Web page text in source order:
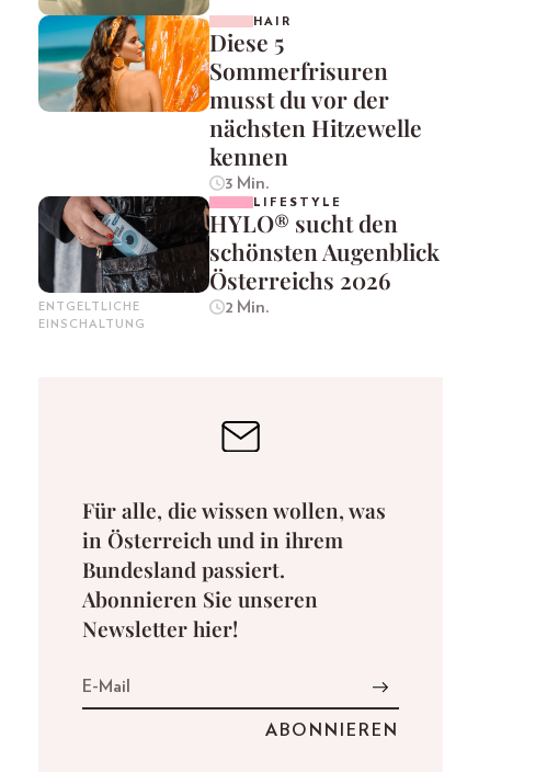
HAIR
Diese 5
Sommerfrisuren
musst du vor der
nächsten Hitzewelle
kennen
3 Min.
ENTGELTLICHE
EINSCHALTUNG
LIFESTYLE
HYLO® sucht den
schönsten Augenblick
Österreichs 2026
2 Min.
Für alle, die wissen wollen, was
in Österreich und in ihrem
Bundesland passiert.
Abonnieren Sie unseren
Newsletter hier!